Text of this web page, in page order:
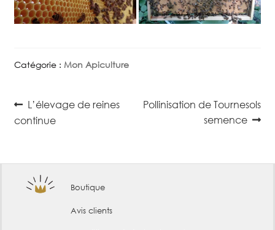
Catégorie : Mon Apiculture
Navigation
de
Article
précédent :
L’élevage de reines
continue
Article
Pollinisation de Tournesols
semence
Boutique
Avis clients